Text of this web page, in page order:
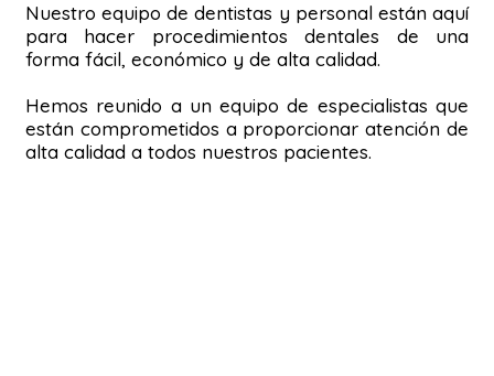
Nuestro equipo de dentistas y personal están aquí
para hacer procedimientos dentales de una
forma fácil, económico y de alta calidad.
Hemos reunido a un equipo de especialistas que
están comprometidos a proporcionar atención de
alta calidad a todos nuestros pacientes.